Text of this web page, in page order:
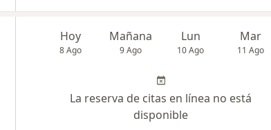
Hoy
8 Ago
Mañana
9 Ago
Lun
10 Ago
Mar
11 Ago
La reserva de citas en línea no está
disponible